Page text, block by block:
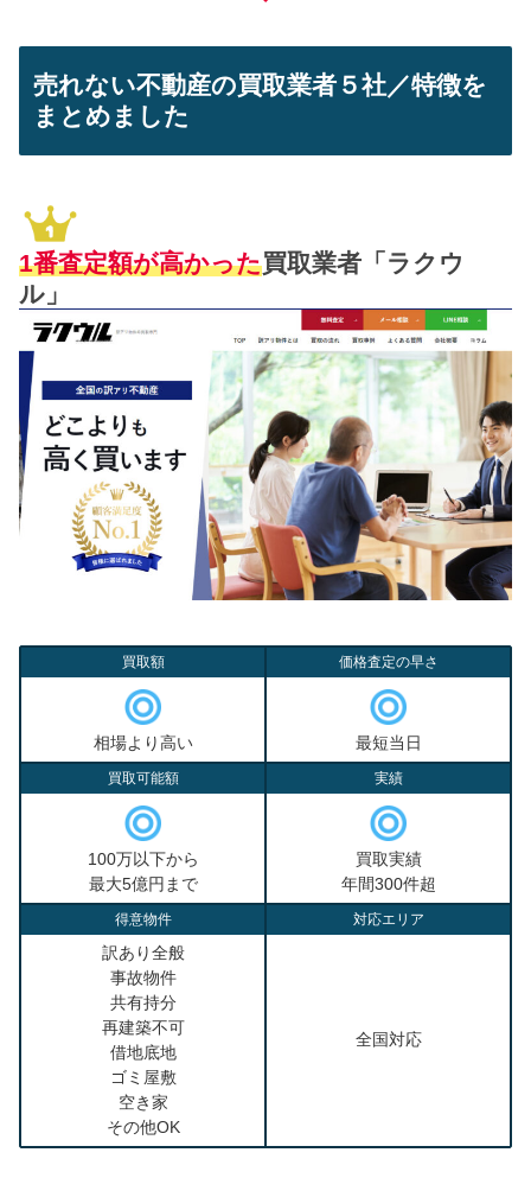
売れない不動産の買取業者５社／特徴を
まとめました
1番査定額が高かった買取業者「ラクウ
ル」
買取額
相場より高い
価格査定の早さ
最短当日
買取可能額
100万以下から
最大5億円まで
実績
買取実績
年間300件超
得意物件
訳あり全般
事故物件
共有持分
再建築不可
借地底地
ゴミ屋敷
空き家
その他OK
対応エリア
全国対応